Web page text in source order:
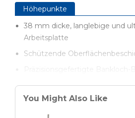
Höhepunkte
38 mm dicke, langlebige und
Arbeitsplatte
Schützende
Präzisionsgefertigte
Überdimensionierte
Spannen
Kreg® U-Bench-Zubehör
You Might Also Like